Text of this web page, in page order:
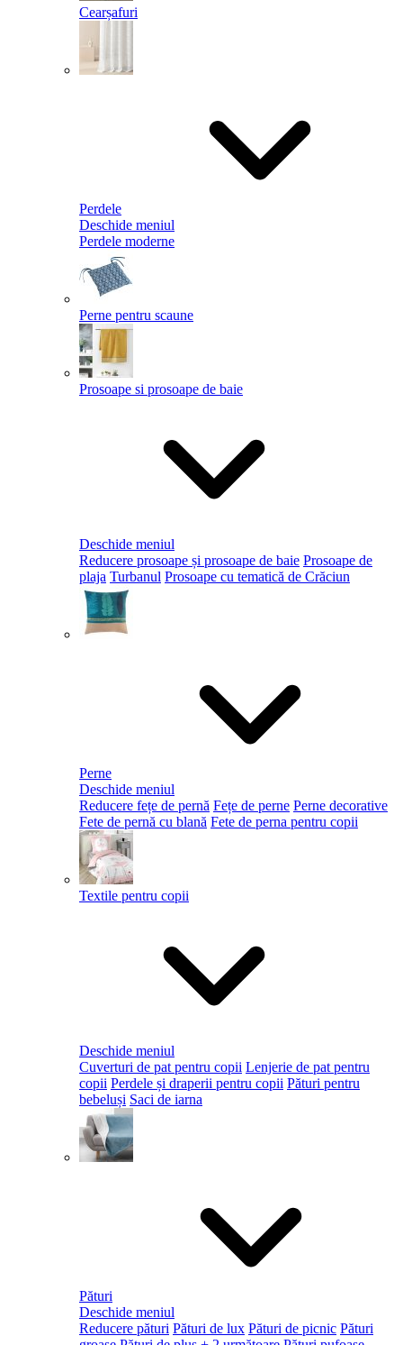
Cearșafuri
Perdele
Deschide meniul
Perdele moderne
Perne pentru scaune
Prosoape si prosoape de baie
Deschide meniul
Reducere prosoape și prosoape de baie Prosoape de
plaja Turbanul Prosoape cu tematică de Crăciun
Perne
Deschide meniul
Reducere fețe de pernă Fețe de perne Perne decorative
Fete de pernă cu blană Fete de perna pentru copii
Textile pentru copii
Deschide meniul
Cuverturi de pat pentru copii Lenjerie de pat pentru
copii Perdele și draperii pentru copii Pături pentru
bebeluși Saci de iarna
Pături
Deschide meniul
Reducere pături Pături de lux Pături de picnic Pături